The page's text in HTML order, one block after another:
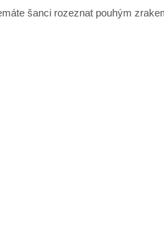
šanci rozeznat pouhým